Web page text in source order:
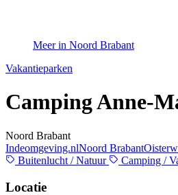
Meer in Noord Brabant
Vakantieparken
Camping Anne-
Noord Brabant
Indeomgeving.nlNoord Brabant
Buitenlucht / Natuur
Camping /
Locatie